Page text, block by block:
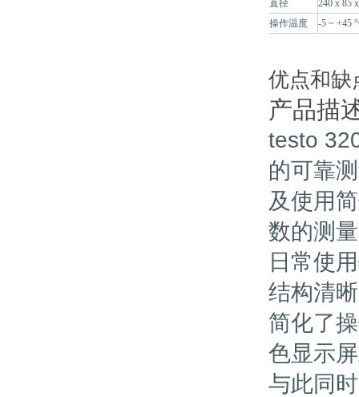
直径
240 x 85
操作温度
-5 ~ +45
优点和缺
产品描
testo
的可靠
及使用
数的测
日常使
结构清
简化了
色显示
与此同